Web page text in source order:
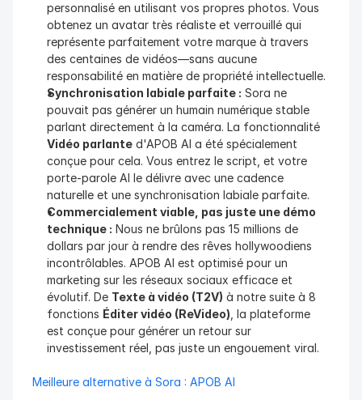
personnalisé en utilisant vos propres photos. Vous
obtenez un avatar très réaliste et verrouillé qui
représente parfaitement votre marque à travers
des centaines de vidéos—sans aucune
responsabilité en matière de propriété intellectuelle.
Synchronisation labiale parfaite : Sora ne
pouvait pas générer un humain numérique stable
Vidéo parlante d'APOB AI a été spécialement
conçue pour cela. Vous entrez le script, et votre
porte-parole AI le délivre avec une cadence
naturelle et une synchronisation labiale parfaite.
Commercialement viable, pas juste une démo
technique : Nous ne brûlons pas 15 millions de
dollars par jour à rendre des rêves hollywoodiens
incontrôlables. APOB AI est optimisé pour un
marketing sur les réseaux sociaux efficace et
évolutif. De Texte à vidéo (T2V) à notre suite à 8
fonctions Éditer vidéo (ReVideo) , la plateforme
est conçue pour générer un retour sur
investissement réel, pas juste un engouement viral.
Meilleure alternative à Sora : APOB AI